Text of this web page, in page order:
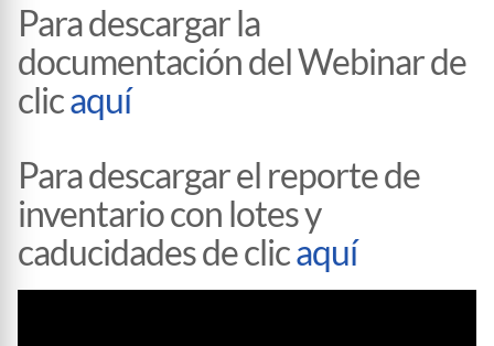
Para descargar la
documentación del Webinar de
clicaquí
Para descargar el reporte de
inventario con lotes y
caducidades de clicaquí